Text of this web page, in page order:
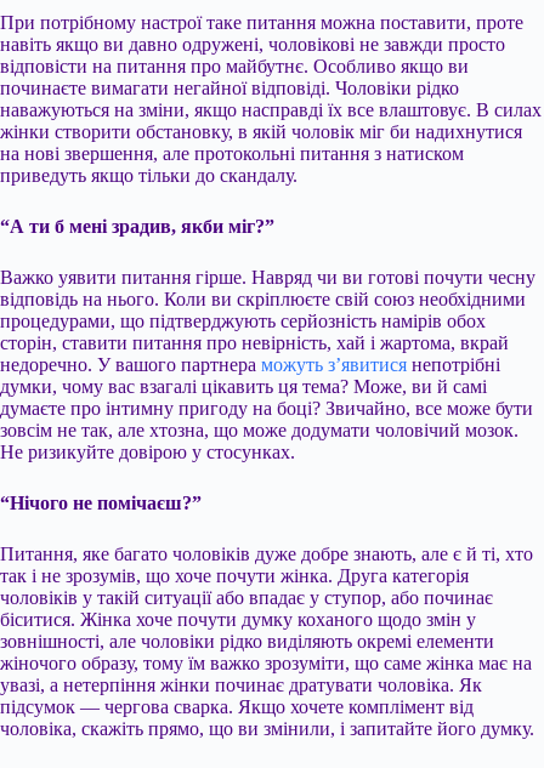
При потрібному настрої таке питання можна поставити, проте
навіть якщо ви давно одружені, чоловікові не завжди просто
відповісти на питання про майбутнє. Особливо якщо ви
починаєте вимагати негайної відповіді. Чоловіки рідко
наважуються на зміни, якщо насправді їх все влаштовує. В силах
жінки створити обстановку, в якій чоловік міг би надихнутися
на нові звершення, але протокольні питання з натиском
приведуть якщо тільки до скандалу.
“А ти б мені зрадив, якби міг?”
Важко уявити питання гірше. Навряд чи ви готові почути чесну
відповідь на нього. Коли ви скріплюєте свій союз необхідними
процедурами, що підтверджують серйозність намірів обох
сторін, ставити питання про невірність, хай і жартома, вкрай
недоречно. У вашого партнера можуть з’явитися непотрібні
думки, чому вас взагалі цікавить ця тема? Може, ви й самі
думаєте про інтимну пригоду на боці? Звичайно, все може бути
зовсім не так, але хтозна, що може додумати чоловічий мозок.
Не ризикуйте довірою у стосунках.
“Нічого не помічаєш?”
Питання, яке багато чоловіків дуже добре знають, але є й ті, хто
так і не зрозумів, що хоче почути жінка. Друга категорія
чоловіків у такій ситуації або впадає у ступор, або починає
біситися. Жінка хоче почути думку коханого щодо змін у
зовнішності, але чоловіки рідко виділяють окремі елементи
жіночого образу, тому їм важко зрозуміти, що саме жінка має на
увазі, а нетерпіння жінки починає дратувати чоловіка. Як
підсумок — чергова сварка. Якщо хочете комплімент від
чоловіка, скажіть прямо, що ви змінили, і запитайте його думку.